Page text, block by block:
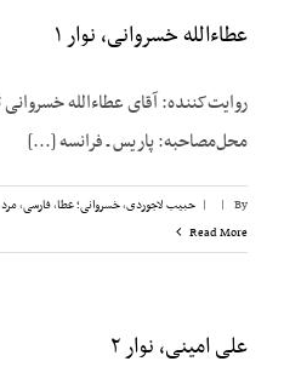
عطاءالله خسروانی، نوار ۱
محل‌مصاحبه: پاریس ـ فرانسه [...]
By
|
| حبیب لاجوردی,خسروانی؛ عطا,فارسی,مرد
Read More
علی امینی، نوار ۲